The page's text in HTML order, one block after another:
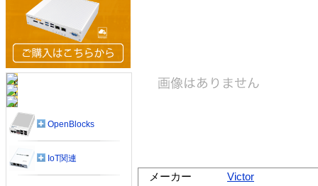
メーカー
Victor
OpenBlocks
IoT関連